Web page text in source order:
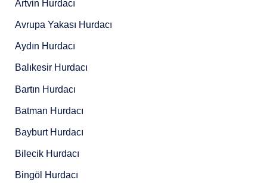
Artvin Hurdacı
Avrupa Yakası Hurdacı
Aydın Hurdacı
Balıkesir Hurdacı
Bartın Hurdacı
Batman Hurdacı
Bayburt Hurdacı
Bilecik Hurdacı
Bingöl Hurdacı